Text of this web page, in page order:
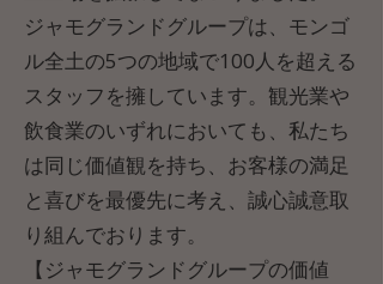
ジャモグランドグループは、モンゴ
ル全土の5つの地域で100人を超える
スタッフを擁しています。観光業や
飲食業のいずれにおいても、私たち
は同じ価値観を持ち、お客様の満足
と喜びを最優先に考え、誠心誠意取
り組んでおります。
【ジャモグランドグループの価値